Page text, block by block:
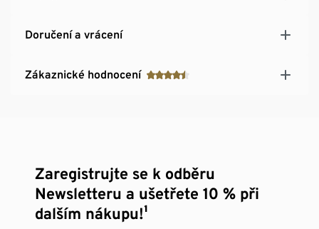
Doručení a vrácení
Zákaznické hodnocení
Zaregistrujte se k odběru
Newsletteru a ušetřete 10 % při
dalším nákupu!¹